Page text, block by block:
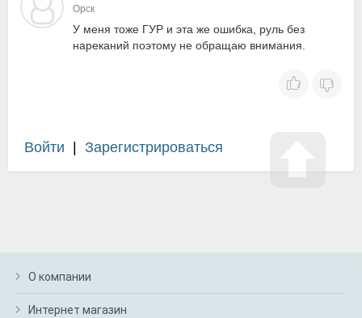
Орск
У меня тоже ГУР и эта же ошибка, руль без
нареканий поэтому не обращаю внимания.
Войти Зарегистрироваться
О компании
Интернет магазин